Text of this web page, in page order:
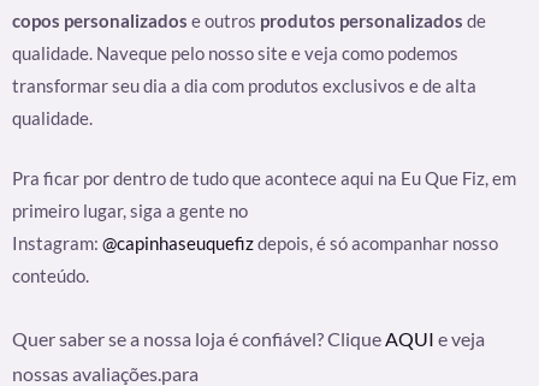
copos personalizados e outros produtos personalizados de
qualidade. Naveque pelo nosso site e veja como podemos
transformar seu dia a dia com produtos exclusivos e de alta
qualidade.
Pra ficar por dentro de tudo que acontece aqui na Eu Que Fiz, em
primeiro lugar, siga a gente no
Instagram: @capinhaseuquefizdepois, é só acompanhar nosso
conteúdo.
Quer saber se a nossa loja é confiável? Clique AQUI e veja
nossas avaliações.para